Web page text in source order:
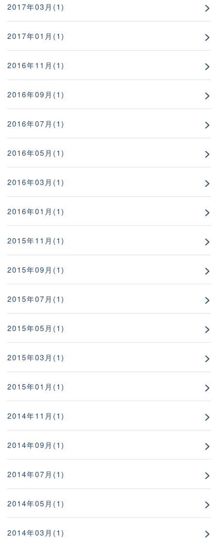
2017年03月(1)
2017年01月(1)
2016年11月(1)
2016年09月(1)
2016年07月(1)
2016年05月(1)
2016年03月(1)
2016年01月(1)
2015年11月(1)
2015年09月(1)
2015年07月(1)
2015年05月(1)
2015年03月(1)
2015年01月(1)
2014年11月(1)
2014年09月(1)
2014年07月(1)
2014年05月(1)
2014年03月(1)